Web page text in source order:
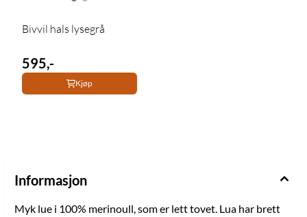
Bivvil hals lysegrå
595,-
Kjøp
Informasjon
Myk lue i 100% merinoull, som er lett tovet. Lua har brett